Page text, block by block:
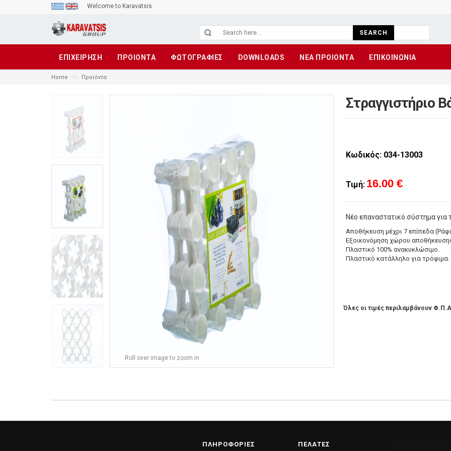
Welcome to Karavatsis
SEARCH
ΕΠΙΧΕΙΡΗΣΗ ΠΡΟΙΟΝΤΑ ΦΩΤΟΓΡΑΦΙΕΣ DOWNLOADS ΝΕΑ ΠΡΟΙΟΝΤΑ ΕΠΙΚΟΙΝΩΝΙΑ
Home —› Προϊόντα
Roll over image to zoom in
Στραγγιστήριο
Κωδικός: 034-13003
Τιμή: 16.00 €
Νέο επαναστατικό σύστημα
Αποθήκευση μέχρι 7 επίπεδα
Εξοικονόμηση χώρου
Πλαστικό 100% ανακυκλώσιμο.
Πλαστικό κατάλληλο για τρόφιμα.
Όλες οι τιμές περιλαμβάνουν
ΠΛΗΡΟΦΟΡΙΕΣ ΠΕΛΑΤΕΣ